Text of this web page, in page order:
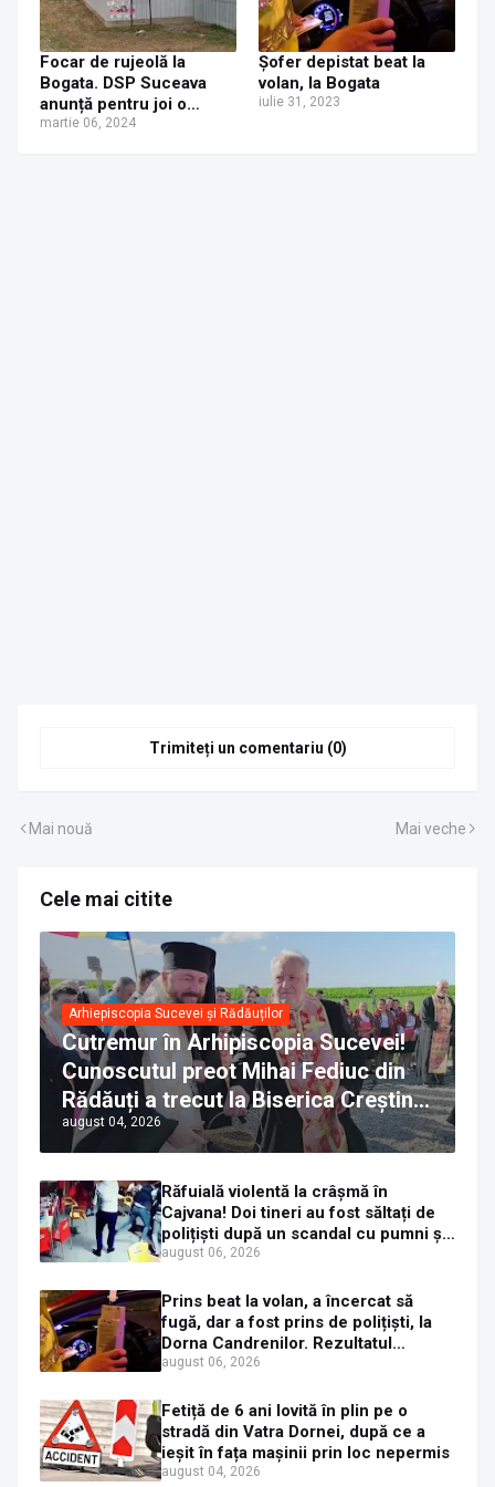
Focar de rujeolă la
Bogata. DSP Suceava
anunță pentru joi o
acțiune de vaccinare în
martie 06, 2024
Șofer depistat beat la
volan, la Bogata
iulie 31, 2023
Trimiteți un comentariu (0)
Mai nouă Mai veche
Cele mai citite
Arhiepiscopia Sucevei și Rădăuților
Cutremur în Arhipiscopia Sucevei!
Cunoscutul preot Mihai Fediuc din
Rădăuți a trecut la Biserica Creștină
Ortodoxă Valahă. ÎPS Calinic anunță
că îi pregătește judecata canonică
august 04, 2026
Răfuială violentă la crâșmă în
Cajvana! Doi tineri au fost săltați de
polițiști după un scandal cu pumni și
mașini distruse
august 06, 2026
Prins beat la volan, a încercat să
fugă, dar a fost prins de polițiști, la
Dorna Candrenilor. Rezultatul
etilotestului: 1,59 mg/l alcool pur în
august 06, 2026
Fetiță de 6 ani lovită în plin pe o
stradă din Vatra Dornei, după ce a
ieșit în fața mașinii prin loc nepermis
august 04, 2026